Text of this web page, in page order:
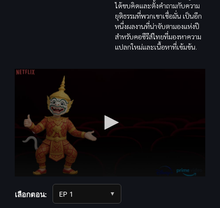
ได้ขบคิดและตั้งคำถามกับความ
ยุติธรรมที่พวกเขาเชื่อมั่น เป็นอีก
หนึ่งผลงานที่น่าจับตามองแห่งปี
สำหรับคอซีรีส์ไทยที่มองหาความ
แปลกใหม่และเนื้อหาที่เข้มข้น.
เลือกตอน: ▼